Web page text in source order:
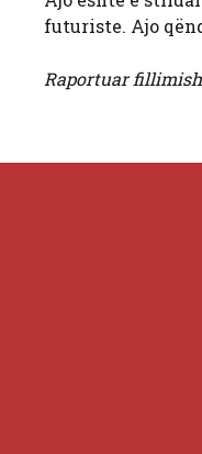
futuriste. Ajo
Raportuar